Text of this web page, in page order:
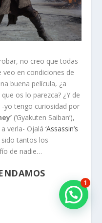
no creo que todas
en condiciones de
buena película, ¿a
os lo parezca? ¿Y de
-yo tengo curiosidad por
(‘Gyakuten Saiban’),
verla- Ojalá‘Assassin’s
tantos los
de nadie…
1